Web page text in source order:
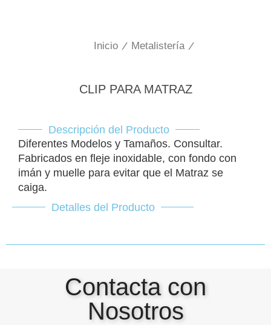
Inicio / Metalistería /
CLIP PARA MATRAZ
Descripción del Producto
Diferentes Modelos y Tamaños. Consultar.
Fabricados en fleje inoxidable, con fondo con
imán y muelle para evitar que el Matraz se
caiga.
Detalles del Producto
Contacta con
Nosotros